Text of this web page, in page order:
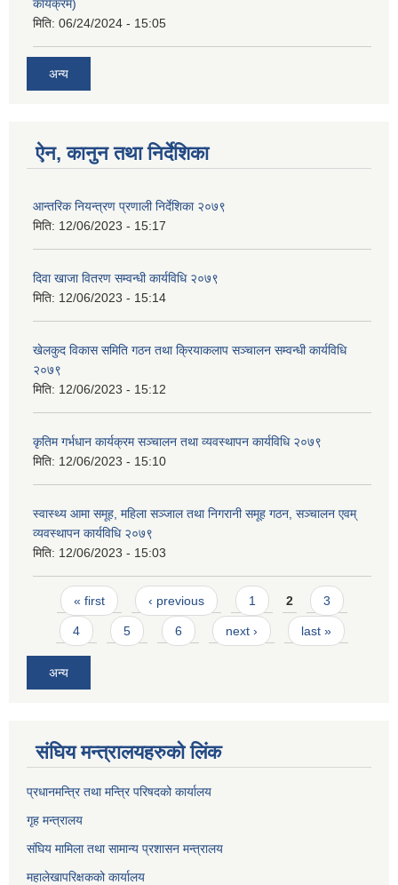
कार्यक्रम)
मिति: 06/24/2024 - 15:05
अन्य
ऐन, कानुन तथा निर्देशिका
आन्तरिक नियन्त्रण प्रणाली निर्देशिका २०७९
मिति: 12/06/2023 - 15:17
दिवा खाजा वितरण सम्वन्धी कार्यविधि २०७९
मिति: 12/06/2023 - 15:14
खेलकुद विकास समिति गठन तथा क्रियाकलाप सञ्चालन सम्वन्धी कार्यविधि
२०७९
मिति: 12/06/2023 - 15:12
कृतिम गर्भधान कार्यक्रम सञ्चालन तथा व्यवस्थापन कार्यविधि २०७९
मिति: 12/06/2023 - 15:10
स्वास्थ्य आमा समूह, महिला सञ्जाल तथा निगरानी समूह गठन, सञ्चालन एवम्
व्यवस्थापन कार्यविधि २०७९
मिति: 12/06/2023 - 15:03
Pages
« first ‹ previous 1 2 3
4 5 6 next › last »
अन्य
संघिय मन्त्र‍ालयहरुको लिंक
प्रधानमन्त्रि तथा मन्त्रि परिषदको कार्यालय
गृह मन्त्रालय
संघिय मामिला तथा सामान्य प्रशासन मन्त्रालय
महालेखापरिक्षकको कार्यालय